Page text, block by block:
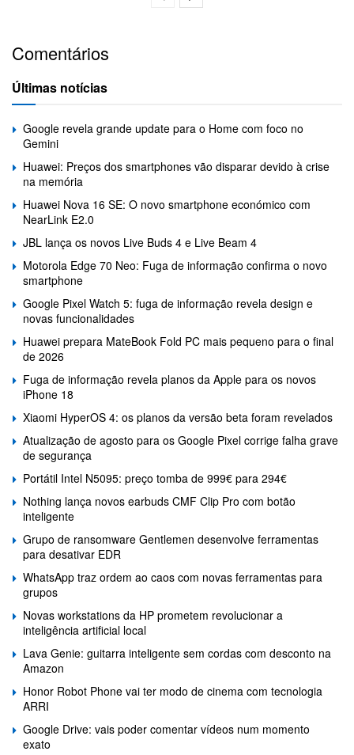
Comentários
Últimas notícias
Google revela grande update para o Home com foco no
Gemini
Huawei: Preços dos smartphones vão disparar devido à crise
na memória
Huawei Nova 16 SE: O novo smartphone económico com
NearLink E2.0
JBL lança os novos Live Buds 4 e Live Beam 4
Motorola Edge 70 Neo: Fuga de informação confirma o novo
smartphone
Google Pixel Watch 5: fuga de informação revela design e
novas funcionalidades
Huawei prepara MateBook Fold PC mais pequeno para o final
de 2026
Fuga de informação revela planos da Apple para os novos
iPhone 18
Xiaomi HyperOS 4: os planos da versão beta foram revelados
Atualização de agosto para os Google Pixel corrige falha grave
de segurança
Portátil Intel N5095: preço tomba de 999€ para 294€
Nothing lança novos earbuds CMF Clip Pro com botão
inteligente
Grupo de ransomware Gentlemen desenvolve ferramentas
para desativar EDR
WhatsApp traz ordem ao caos com novas ferramentas para
grupos
Novas workstations da HP prometem revolucionar a
inteligência artificial local
Lava Genie: guitarra inteligente sem cordas com desconto na
Amazon
Honor Robot Phone vai ter modo de cinema com tecnologia
ARRI
Google Drive: vais poder comentar vídeos num momento
exato